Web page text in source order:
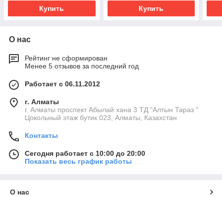
Купить Купить
О нас
Рейтинг не сформирован
Менее 5 отзывов за последний год
Работает с 06.11.2012
г. Алматы
г. Алматы проспект Абылай хана 3 ТД "Алтын Тараз "
Цокольный этаж бутик 023, Алматы, Казахстан
Контакты
Сегодня работает с 10:00 до 20:00
Показать весь график работы
О нас